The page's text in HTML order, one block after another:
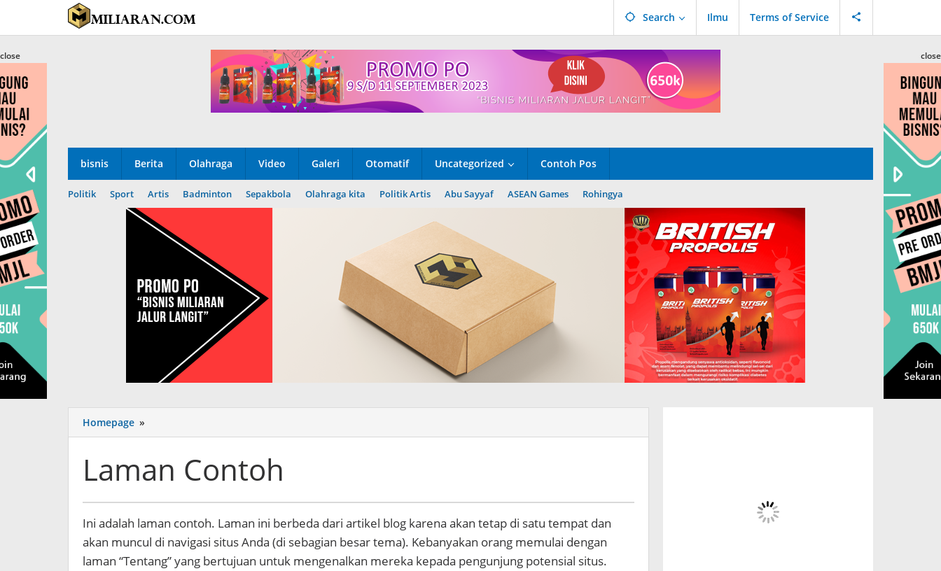
content
Search Ilmu Terms of Service
bisnis Berita Olahraga Video Galeri Otomatif Uncategorized Contoh Pos
Politik Sport Artis Badminton Sepakbola Olahraga kita Politik Artis Abu Sayyaf ASEAN Games Rohingya
close close
Homepage »
Contoh
Laman Contoh
3
October
2023
by
Ini adalah laman contoh. Laman ini berbeda dari artikel blog karena akan tetap di satu tempat dan
akan muncul di navigasi situs Anda (di sebagian besar tema). Kebanyakan orang memulai dengan
laman “Tentang” yang bertujuan untuk mengenalkan mereka kepada pengunjung potensial situs.